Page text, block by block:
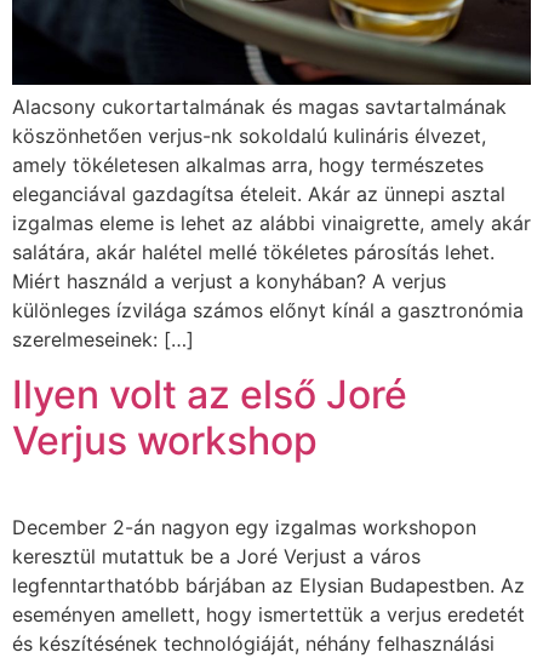
Alacsony cukortartalmának és magas savtartalmának
köszönhetően verjus-nk sokoldalú kulináris élvezet,
amely tökéletesen alkalmas arra, hogy természetes
eleganciával gazdagítsa ételeit. Akár az ünnepi asztal
izgalmas eleme is lehet az alábbi vinaigrette, amely akár
salátára, akár halétel mellé tökéletes párosítás lehet.
Miért használd a verjust a konyhában? A verjus
különleges ízvilága számos előnyt kínál a gasztronómia
szerelmeseinek: […]
Ilyen volt az első Joré
Verjus workshop
December 2-án nagyon egy izgalmas workshopon
keresztül mutattuk be a Joré Verjust a város
legfenntarthatóbb bárjában az Elysian Budapestben. Az
eseményen amellett, hogy ismertettük a verjus eredetét
és készítésének technológiáját, néhány felhasználási